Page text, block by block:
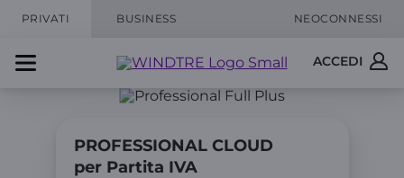
PRIVATI BUSINESS NEOCONNESSI
ACCEDI
PROFESSIONAL CLOUD
per Partita IVA